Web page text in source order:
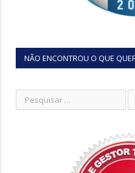
NÃO ENCONTROU O QUE